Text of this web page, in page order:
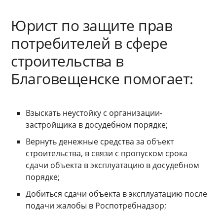
Юрист по защите прав
потребителей в сфере
строительства в
Благовещенске помогает:
Взыскать неустойку с организации-
застройщика в досудебном порядке;
Вернуть денежные средства за объект
строительства, в связи с пропуском срока
сдачи объекта в эксплуатацию в досудебном
порядке;
Добиться сдачи объекта в эксплуатацию после
подачи жалобы в Роспотребнадзор;